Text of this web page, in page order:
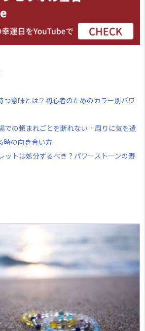
つ意味とは？初心者のためのカラー別パワ
での頼まれごとを断れない…周りに気を遣
時の向き合い方
ットは処分するべき？パワーストーンの寿